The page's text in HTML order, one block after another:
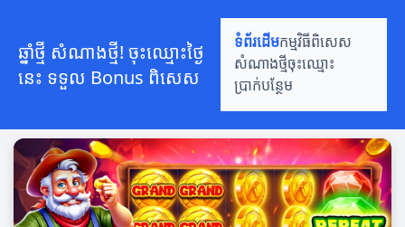
ឆ្នាំថ្មី សំណាងថ្មី! ចុះឈ្មោះថ្ងៃ
នេះ ទទួល Bonus ពិសេស
ទំព័រដើមកម្មវិធីពិសេស
សំណាងថ្មីចុះឈ្មោះ
ប្រាក់បន្ថែម